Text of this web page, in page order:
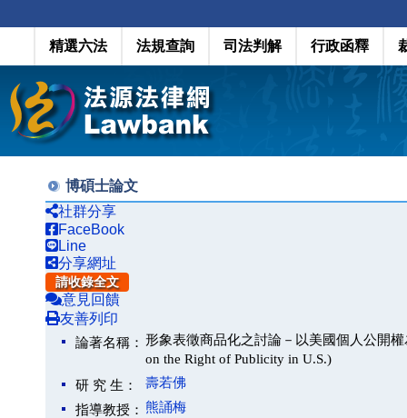
精選六法 法規查詢 司法判解 行政函釋
博碩士論文
社群分享
FaceBook
Line
分享網址
請收錄全文
意見回饋
友善列印
論著名稱： 形象表徵商品化之討論－以美國個人公開權
on the Right of Publicity in U.S.)
研 究 生：
壽若佛
指導教授： 熊誦梅